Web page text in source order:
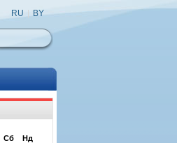
RU BY
Сб Нд